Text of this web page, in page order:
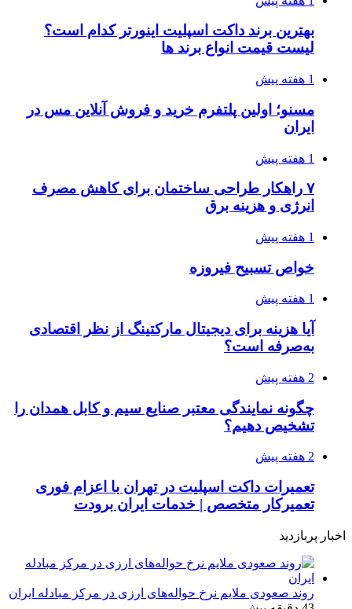
بهترین برند داکت اسپلیت اینورتر کدام است؟
لیست قیمت انواع برند ها
1 هفته پیش
مسنو؛ اولین پلتفرم خرید و فروش آنلاین مس در
ایران
1 هفته پیش
۷ راهکار طراحی ساختمان برای کاهش مصرف
انرژی و هزینه برق
1 هفته پیش
خواص تسبیح فیروزه
1 هفته پیش
آیا هزینه برای دیجیتال مارکتینگ از نظر اقتصادی
به‌صرفه است؟
2 هفته پیش
چگونه نمایندگی معتبر صنایع سیم و کابل همدان را
تشخیص دهیم؟
2 هفته پیش
تعمیرات داکت اسپلیت در تهران با اعزام فوری
تعمیرکار متخصص | خدمات ایران برودت
اخبار پربازدید
روند صعودی ملایم نرخ حواله‌های ارزی در مرکز مبادله ایران